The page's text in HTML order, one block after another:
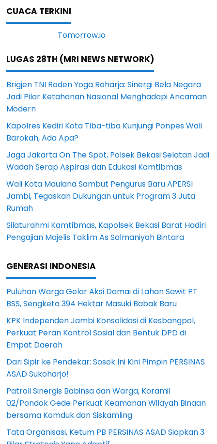
CUACA TERKINI
LUGAS 28TH (MRI NEWS NETWORK)
Brigjen TNI Raden Yoga Raharja: Sinergi Bela Negara
Jadi Pilar Ketahanan Nasional Menghadapi Ancaman
Modern
Kapolres Kediri Kota Tiba-tiba Kunjungi Ponpes Wali
Barokah, Ada Apa?
Jaga Jakarta On The Spot, Polsek Bekasi Selatan Jadi
Wadah Serap Aspirasi dan Edukasi Kamtibmas
Wali Kota Maulana Sambut Pengurus Baru APERSI
Jambi, Tegaskan Dukungan untuk Program 3 Juta
Rumah
Silaturahmi Kamtibmas, Kapolsek Bekasi Barat Hadiri
Pengajian Majelis Taklim As Salmaniyah Bintara
GENERASI INDONESIA
Puluhan Warga Gelar Aksi Damai di Lahan Sawit PT
BSS, Sengketa 394 Hektar Masuki Babak Baru
KPK Independen Jambi Konsolidasi di Kesbangpol,
Perkuat Peran Kontrol Sosial dan Bentuk DPD di
Empat Daerah
Dari Sipir ke Pendekar: Sosok Ini Kini Pimpin PERSINAS
ASAD Sukoharjo!
Patroli Sinergis Babinsa dan Warga, Koramil
02/Pondok Gede Perkuat Keamanan Wilayah Binaan
bersama Komduk dan Siskamling
Tata Organisasi, Ketum PB PERSINAS ASAD Siapkan 3